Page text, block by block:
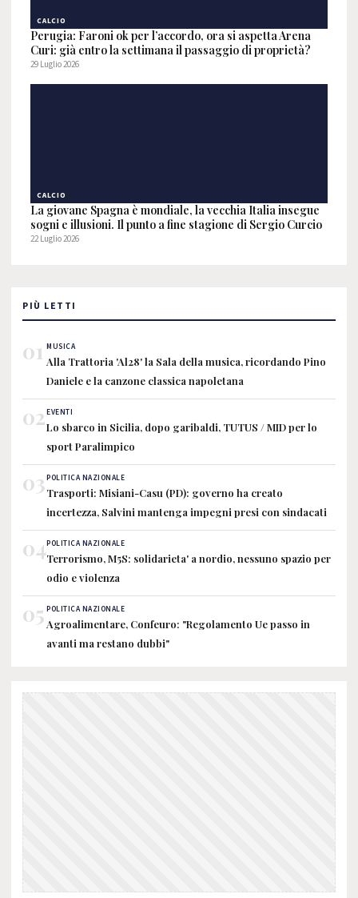
CALCIO
Perugia: Faroni ok per l’accordo, ora si aspetta Arena
Curi: già entro la settimana il passaggio di proprietà?
29 Luglio 2026
CALCIO
La giovane Spagna è mondiale, la vecchia Italia insegue
sogni e illusioni. Il punto a fine stagione di Sergio Curcio
22 Luglio 2026
PIÙ LETTI
01 MUSICA
Alla Trattoria 'Al28' la Sala della musica, ricordando Pino
Daniele e la canzone classica napoletana
02EVENTI
Lo sbarco in Sicilia, dopo garibaldi, TUTUS / MID per lo
sport Paralimpico
03POLITICA NAZIONALE
Trasporti: Misiani-Casu (PD): governo ha creato
incertezza, Salvini mantenga impegni presi con sindacati
04POLITICA NAZIONALE
Terrorismo, M5S: solidarieta' a nordio, nessuno spazio per
odio e violenza
05 POLITICA NAZIONALE
Agroalimentare, Confeuro: "Regolamento Ue passo in
avanti ma restano dubbi"